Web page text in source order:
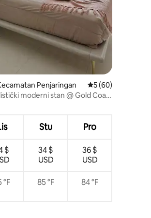
Penjaringan Prosječna ocjena:
5 (60)
moderni stan @ Gold Coast
Stu Pro
$
34 $
USD
36 $
USD
°F 85 °F 84 °F